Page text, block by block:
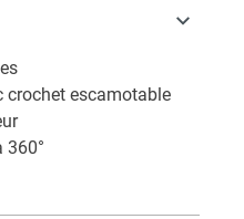
crochet escamotable
360°